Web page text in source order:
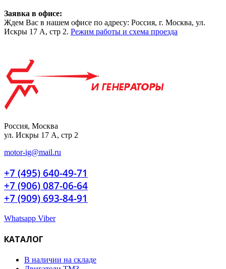
Заявка в офисе:
Ждем Вас в нашем офисе по адресу: Россия, г. Москва, ул.
Искры 17 А, стр 2. Режим работы и схема проезда
Россия, Москва
ул. Искры 17 А, стр 2
motor-ig@mail.ru
+7 (495) 640-49-71
+7 (906) 087-06-64
+7 (909) 693-84-91
Whatsapp Viber
КАТАЛОГ
В наличии на складе